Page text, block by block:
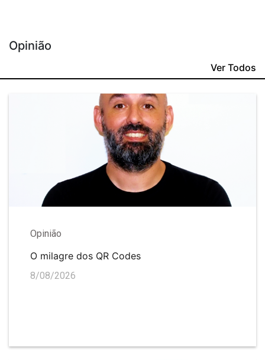
Opinião
Ver Todos
Opinião
O milagre dos QR Codes
8/08/2026